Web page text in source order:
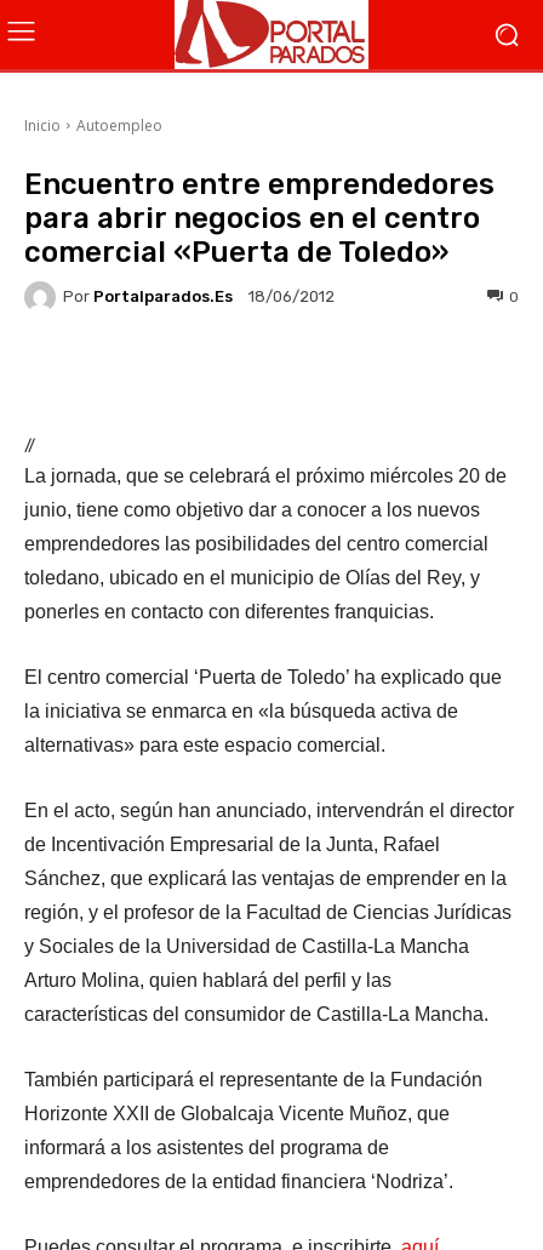
Inicio Autoempleo
Encuentro entre emprendedores
para abrir negocios en el centro
comercial «Puerta de Toledo»
Por Portalparados.es 18/06/2012 0
//
La jornada, que se celebrará el próximo miércoles 20 de
junio, tiene como objetivo dar a conocer a los nuevos
emprendedores las posibilidades del centro comercial
toledano, ubicado en el municipio de Olías del Rey, y
ponerles en contacto con diferentes franquicias.
El centro comercial ‘Puerta de Toledo’ ha explicado que
la iniciativa se enmarca en «la búsqueda activa de
alternativas» para este espacio comercial.
En el acto, según han anunciado, intervendrán el director
de Incentivación Empresarial de la Junta, Rafael
Sánchez, que explicará las ventajas de emprender en la
región, y el profesor de la Facultad de Ciencias Jurídicas
y Sociales de la Universidad de Castilla-La Mancha
Arturo Molina, quien hablará del perfil y las
características del consumidor de Castilla-La Mancha.
También participará el representante de la Fundación
Horizonte XXII de Globalcaja Vicente Muñoz, que
informará a los asistentes del programa de
emprendedores de la entidad financiera ‘Nodriza’.